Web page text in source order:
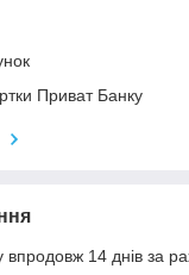
Приват Банку
14 днів за